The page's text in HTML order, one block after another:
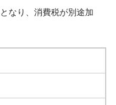
なり、消費税が別途加